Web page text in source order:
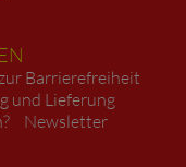
Barrierefreiheit
und Lieferung
Newsletter